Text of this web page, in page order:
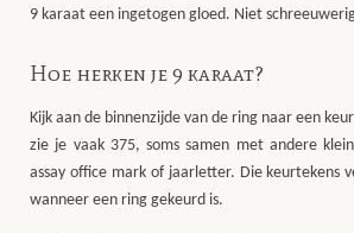
9 karaat een ingetogen gloed. Niet
Hoe herken je 9 karaat?
Kijk aan de binnenzijde van de ring naar een
zie je vaak 375, soms samen met andere
assay office mark of jaarletter. Die keurtekens
wanneer een ring gekeurd is.